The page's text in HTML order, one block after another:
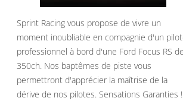
Sprint Racing vous propose de vivre un
moment inoubliable en compagnie d'un
professionnel à bord d'une Ford Focus RS de
350ch. Nos baptêmes de piste vous
permettront d'apprécier la maîtrise de la
dérive de nos pilotes. Sensations Garanties !